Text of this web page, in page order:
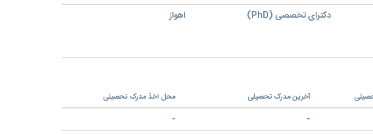
دکترای تخصصی (PhD) اهواز
آخرین مدرک تحصیلی محل اخذ مدرک تحصیلی
-
-